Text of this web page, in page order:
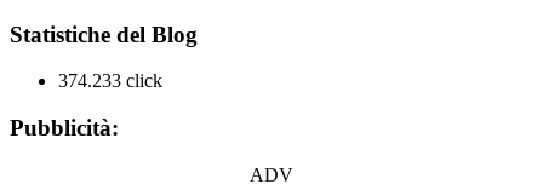
Statistiche del Blog
374.233 click
Pubblicità:
ADV